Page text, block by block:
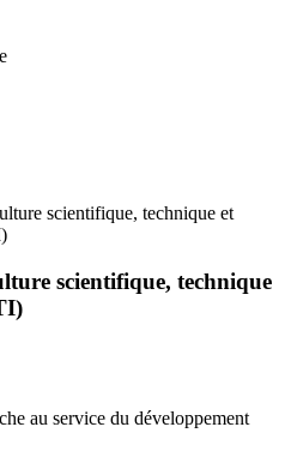
scientifique, technique et
scientifique, technique
au service du développement